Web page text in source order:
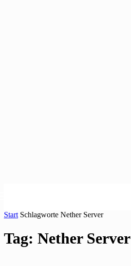
Start Schlagworte Nether Server
Tag: Nether Server